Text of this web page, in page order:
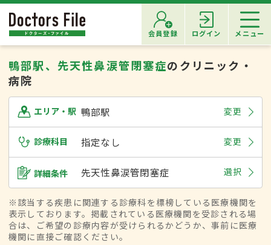
会員登録 ログイン メニュー
鴨部駅、先天性鼻涙管閉塞症のクリニック・
病院
エリア・駅 鴨部駅 変更
診療科目 指定なし 変更
詳細条件 先天性鼻涙管閉塞症 選択
※該当する疾患に関連する診療科を標榜している医療機関を
表示しております。掲載されている医療機関を受診される場
合は、ご希望の診療内容が受けられるかどうか、事前に医療
機関に直接ご確認ください。